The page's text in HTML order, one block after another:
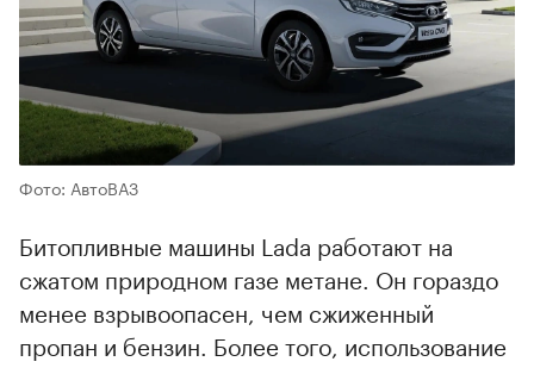
Фото: АвтоВАЗ
Битопливные машины Lada работают на
сжатом природном газе метане. Он гораздо
менее взрывоопасен, чем сжиженный
пропан и бензин. Более того, использование